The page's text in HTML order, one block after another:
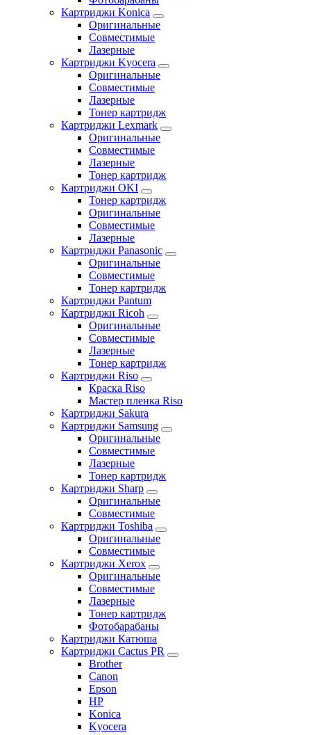
Картриджи Konica
Оригинальные
Совместимые
Лазерные
Картриджи Kyocera
Оригинальные
Совместимые
Лазерные
Тонер картридж
Картриджи Lexmark
Оригинальные
Совместимые
Лазерные
Тонер картридж
Картриджи OKI
Тонер картридж
Оригинальные
Совместимые
Лазерные
Картриджи Panasonic
Оригинальные
Совместимые
Тонер картридж
Картриджи Pantum
Картриджи Ricoh
Оригинальные
Совместимые
Лазерные
Тонер картридж
Картриджи Riso
Краска Riso
Мастер пленка Riso
Картриджи Sakura
Картриджи Samsung
Оригинальные
Совместимые
Лазерные
Тонер картридж
Картриджи Sharp
Оригинальные
Совместимые
Картриджи Toshiba
Оригинальные
Совместимые
Картриджи Xerox
Оригинальные
Совместимые
Лазерные
Тонер картридж
Фотобарабаны
Картриджи Катюша
Картриджи Cactus PR
Brother
Canon
Epson
HP
Konica
Kyocera